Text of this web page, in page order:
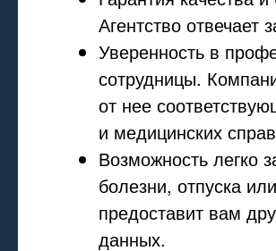
Агентство отвечает
Уверенность в
сотрудницы.
от нее
и медицинских
Возможность легко
болезни, отпуска
предоставит вам
данных.